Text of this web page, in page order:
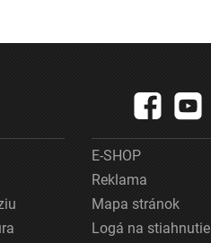
E-SHOP
Reklama
Mapa stránok
Logá na stiahnutie